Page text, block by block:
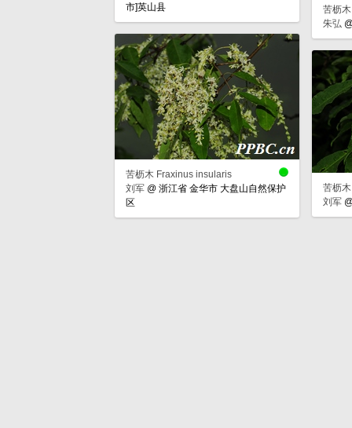
市]英山县
苦枥
朱弘
苦枥木 Fraxinus insularis
刘军 @浙江省 金华市 大盘山自然保护
区
苦枥
刘军